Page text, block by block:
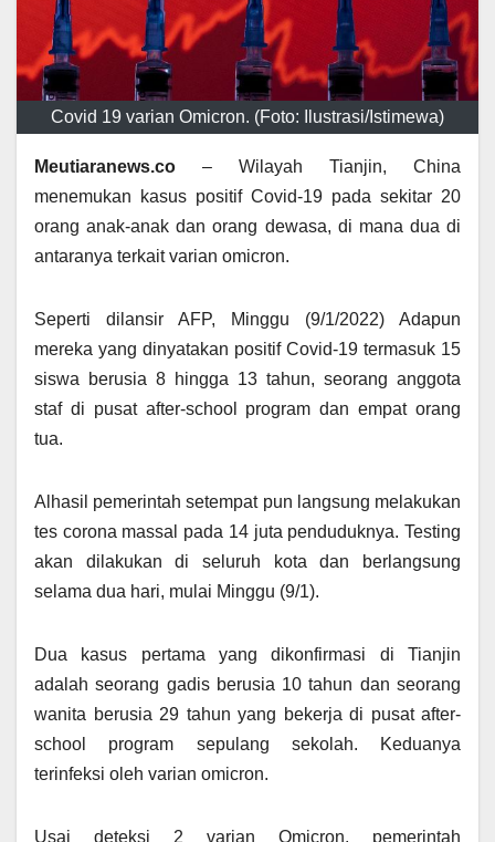
Covid 19 varian Omicron. (Foto: Ilustrasi/Istimewa)
Meutiaranews.co – Wilayah Tianjin, China
menemukan kasus positif Covid-19 pada sekitar 20
orang anak-anak dan orang dewasa, di mana dua di
antaranya terkait varian omicron.
Seperti dilansir AFP, Minggu (9/1/2022) Adapun
mereka yang dinyatakan positif Covid-19 termasuk 15
siswa berusia 8 hingga 13 tahun, seorang anggota
staf di pusat after-school program dan empat orang
tua.
Alhasil pemerintah setempat pun langsung melakukan
tes corona massal pada 14 juta penduduknya. Testing
akan dilakukan di seluruh kota dan berlangsung
selama dua hari, mulai Minggu (9/1).
Dua kasus pertama yang dikonfirmasi di Tianjin
adalah seorang gadis berusia 10 tahun dan seorang
wanita berusia 29 tahun yang bekerja di pusat after-
school program sepulang sekolah. Keduanya
terinfeksi oleh varian omicron.
Usai deteksi 2 varian Omicron, pemerintah